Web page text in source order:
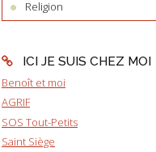
Religion
ICI JE SUIS CHEZ MOI
Benoît et moi
AGRIF
SOS Tout-Petits
Saint Siège